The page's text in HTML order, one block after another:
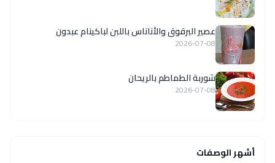
عصير البرقوق والأناناس باللبن لباكينام عبدون
2026-07-08
شوربة الطماطم بالريحان
2026-07-08
أشهر الوصفات